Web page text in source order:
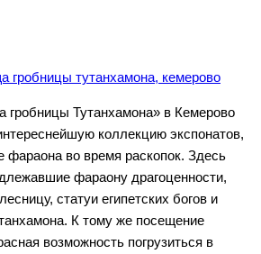
гробницы Тутанхамона» в Кемерово
коллекцию экспонатов,
фараона во время раскопок. Здесь
фараону драгоценности,
статуи египетских богов и
К тому же посещение
возможность погрузиться в